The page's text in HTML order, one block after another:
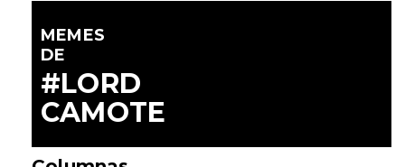
MEMES
DE
#LORD
CAMOTE